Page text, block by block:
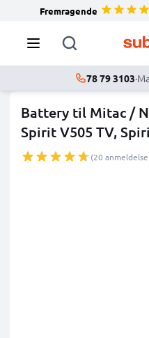
Fremragende
78 79 3103·
Battery til Mitac /
Spirit V505 TV,
(20